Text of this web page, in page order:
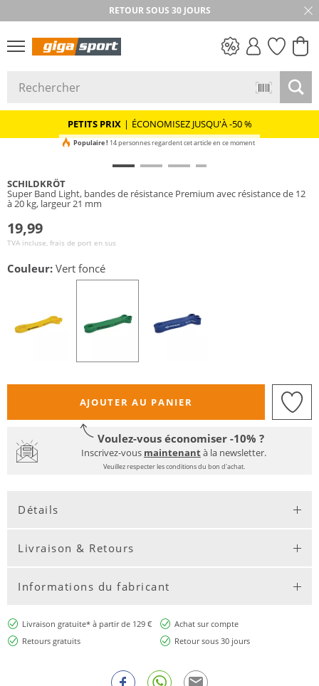
RETOUR SOUS 30 JOURS
PETITS PRIX | ÉCONOMISEZ JUSQU'À -50 %
Populaire ! 14 personnes regardent cet article en ce moment
SCHILDKRÖT
Super Band Light, bandes de résistance Premium avec résistance de 12
à 20 kg, largeur 21 mm
19,99
TVA incluse, frais de port en sus
Couleur: Vert foncé
AJOUTER AU PANIER
Voulez-vous économiser -10% ?
Inscrivez-vous maintenantà la newsletter.
Veuillez respecter les conditions du bon d'achat.
Détails
Livraison & Retours
Informations du fabricant
Livraison gratuite* à partir de 129 €
Achat sur compte
Retours gratuits
Retour sous 30 jours